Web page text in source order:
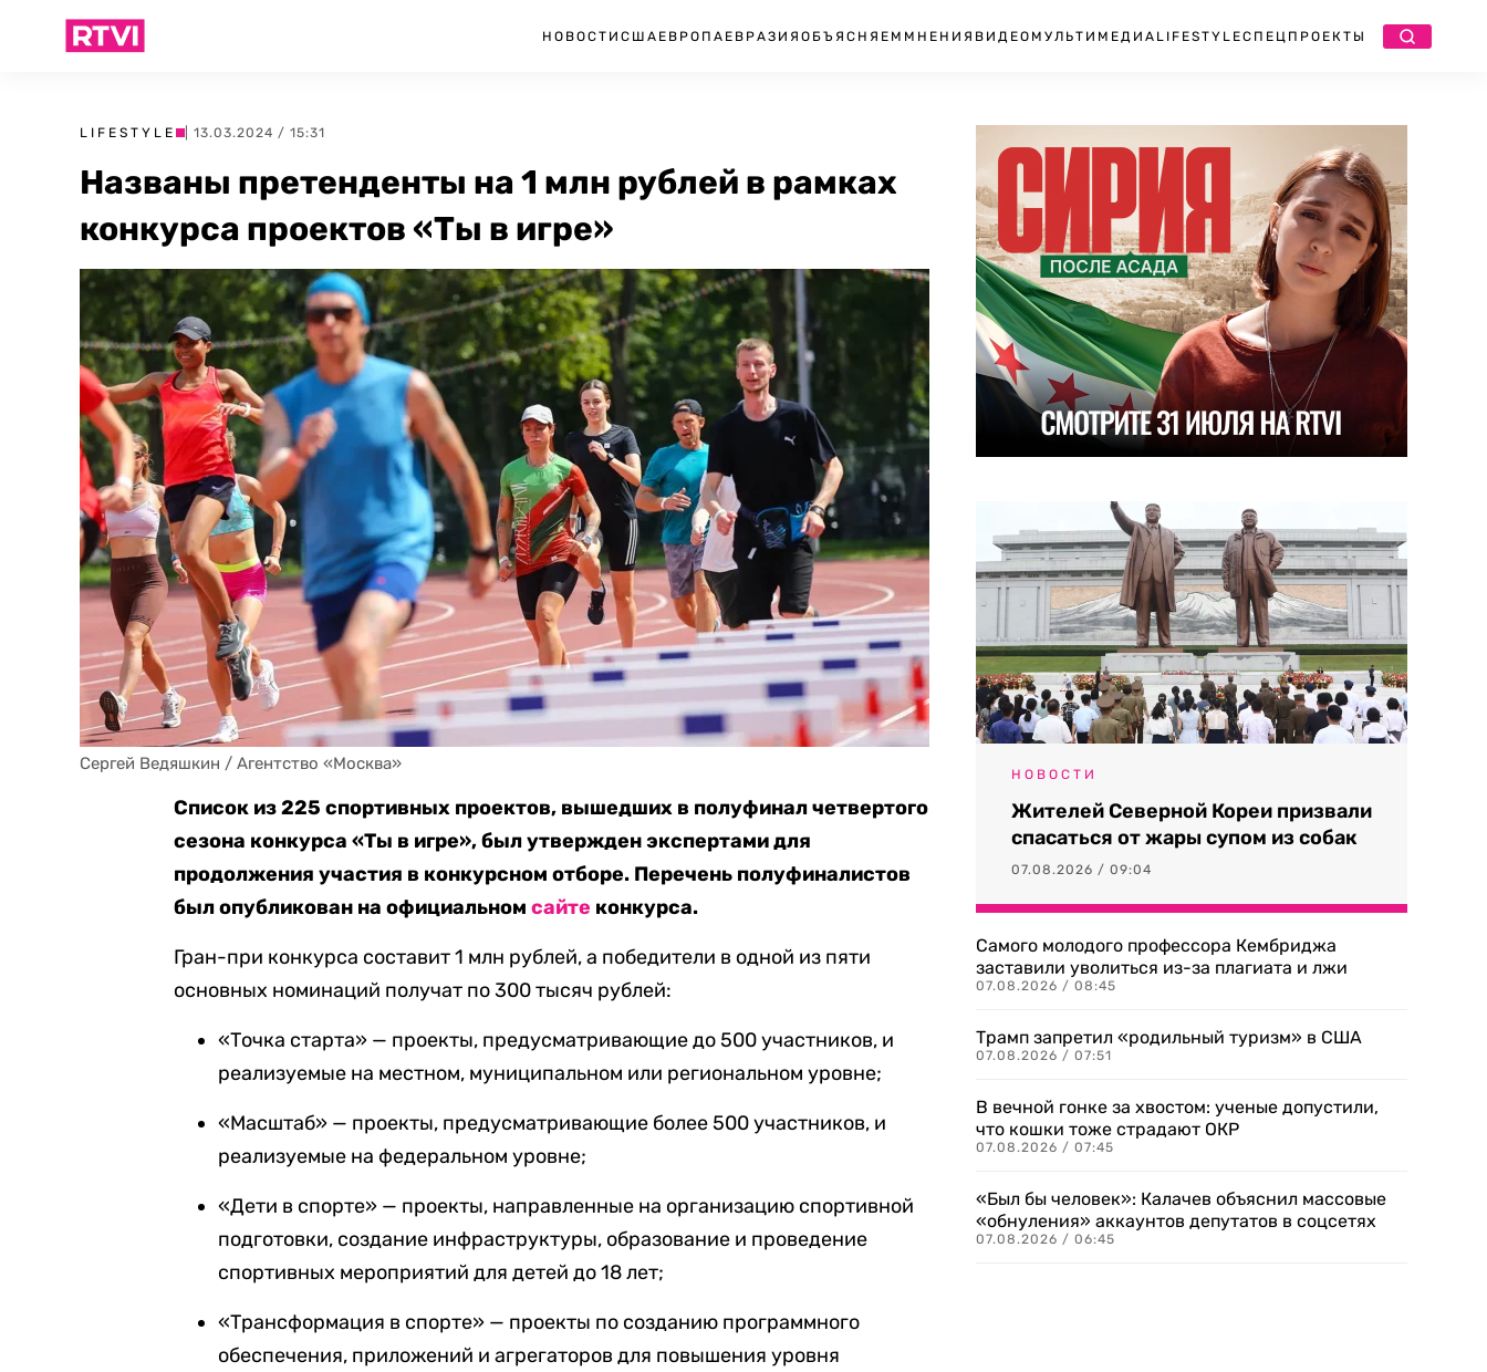
НОВОСТИ США ЕВРОПА ЕВРАЗИЯ ОБЪЯСНЯЕМ МНЕНИЯ ВИДЕО МУЛЬТИМЕДИА LIFESTYLEСПЕЦПРОЕКТЫ
LIFESTYLE | 13.03.2024 / 15:31
Названы претенденты на 1 млн рублей в рамках
конкурса проектов «Ты в игре»
Сергей Ведяшкин / Агентство «Москва»
Список из 225 спортивных проектов, вышедших в полуфинал четвертого
сезона конкурса «Ты в игре», был утвержден экспертами для
продолжения участия в конкурсном отборе. Перечень полуфиналистов
был опубликован на официальномсайте конкурса.
Гран-при конкурса составит 1 млн рублей, а победители в одной из пяти
основных номинаций получат по 300 тысяч рублей:
«Точка старта» — проекты, предусматривающие до 500 участников, и
реализуемые на местном, муниципальном или региональном уровне;
«Масштаб» — проекты, предусматривающие более 500 участников, и
реализуемые на федеральном уровне;
«Дети в спорте» — проекты, направленные на организацию спортивной
подготовки, создание инфраструктуры, образование и проведение
спортивных мероприятий для детей до 18 лет;
«Трансформация в спорте» — проекты по созданию программного
обеспечения, приложений и агрегаторов для повышения уровня
НОВОСТИ
Жителей Северной Кореи призвали
спасаться от жары супом из собак
07.08.2026 / 09:04
Самого молодого профессора Кембриджа
заставили уволиться из-за плагиата и лжи
07.08.2026 / 08:45
Трамп запретил «родильный туризм» в США
07.08.2026 / 07:51
В вечной гонке за хвостом: ученые допустили,
что кошки тоже страдают ОКР
07.08.2026 / 07:45
«Был бы человек»: Калачев объяснил массовые
«обнуления» аккаунтов депутатов в соцсетях
07.08.2026 / 06:45